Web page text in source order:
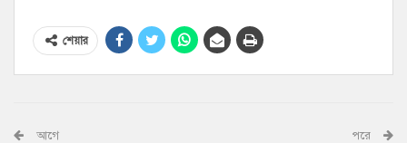
শেয়ার
আগে পরে